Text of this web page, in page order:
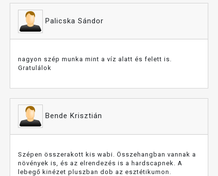
Palicska Sándor
nagyon szép munka mint a víz alatt és felett is.
Gratulálok
Bende Krisztián
Szépen összerakott kis wabi. Összehangban vannak a
növények is, és az elrendezés is a hardscapnek. A
lebegő kinézet pluszban dob az esztétikumon.